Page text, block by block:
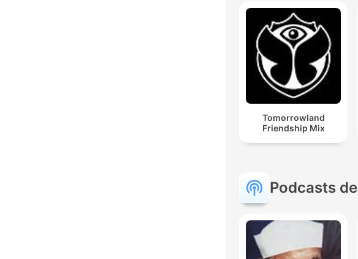
Tomorrowland
Friendship Mix
Podcasts de